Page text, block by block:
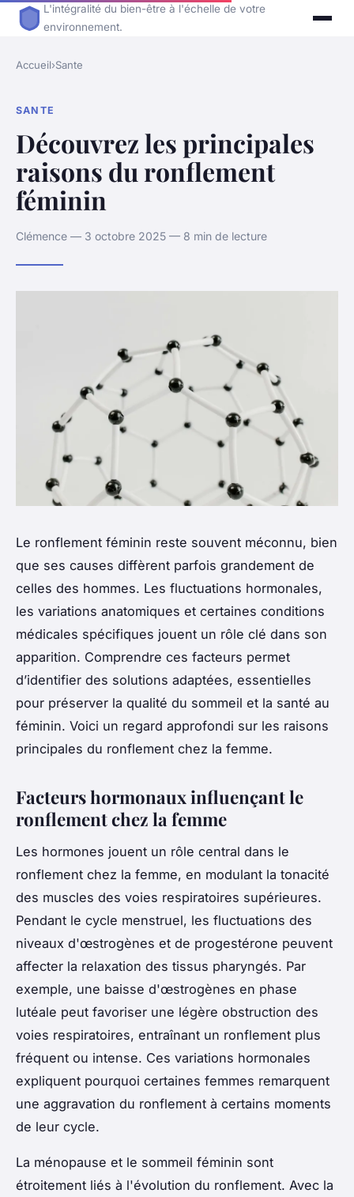
L'intégralité du bien-être à l'échelle de votre
environnement.
Accueil›Sante
SANTE
Découvrez les principales
raisons du ronflement
féminin
Clémence — 3 octobre 2025 — 8 min de lecture
Le ronflement féminin reste souvent méconnu, bien
que ses causes diffèrent parfois grandement de
celles des hommes. Les fluctuations hormonales,
les variations anatomiques et certaines conditions
médicales spécifiques jouent un rôle clé dans son
apparition. Comprendre ces facteurs permet
d’identifier des solutions adaptées, essentielles
pour préserver la qualité du sommeil et la santé au
féminin. Voici un regard approfondi sur les raisons
principales du ronflement chez la femme.
Facteurs hormonaux influençant le
ronflement chez la femme
Les hormones jouent un rôle central dans le
ronflement chez la femme, en modulant la tonacité
des muscles des voies respiratoires supérieures.
Pendant le cycle menstruel, les fluctuations des
niveaux d'œstrogènes et de progestérone peuvent
affecter la relaxation des tissus pharyngés. Par
exemple, une baisse d'œstrogènes en phase
lutéale peut favoriser une légère obstruction des
voies respiratoires, entraînant un ronflement plus
fréquent ou intense. Ces variations hormonales
expliquent pourquoi certaines femmes remarquent
une aggravation du ronflement à certains moments
de leur cycle.
La ménopause et le sommeil féminin sont
étroitement liés à l'évolution du ronflement. Avec la